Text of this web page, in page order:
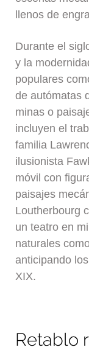
llenos de
Durante el
y la
populares
de autómatas
minas o
incluyen el
familia
ilusionista
móvil con
paisajes
Loutherbourg
un teatro en
naturales
anticipando
XIX.
Retablo